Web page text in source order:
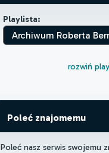
Playlista:
rozwiń
Poleć znajomemu
Poleć nasz serwis swojemu